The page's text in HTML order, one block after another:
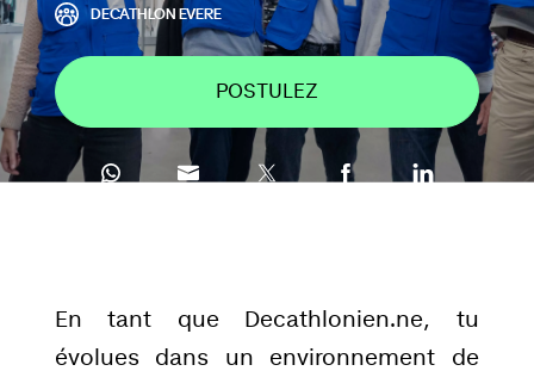
DECATHLON EVERE
POSTULEZ
En tant que Decathlonien.ne, tu
évolues dans un environnement de